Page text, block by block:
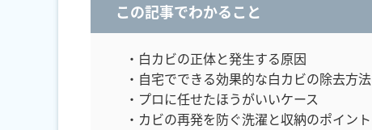
この記事でわかること
・白カビの正体と発生する原因
・自宅でできる効果的な白カビの除去方法
・プロに任せたほうがいいケース
・カビの再発を防ぐ洗濯と収納のポイント